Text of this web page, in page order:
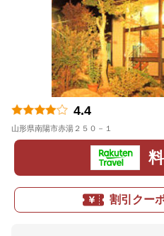
4.4
山形県南陽市赤湯２５０－１
割引クー